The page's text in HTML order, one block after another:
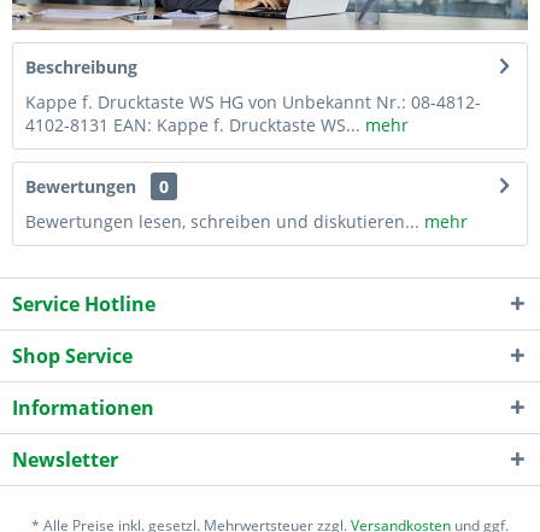
Beschreibung
Kappe f. Drucktaste WS HG von Unbekannt Nr.: 08-4812-
4102-8131 EAN: Kappe f. Drucktaste WS... mehr
Bewertungen
0
Bewertungen lesen, schreiben und diskutieren... mehr
Service Hotline
Shop Service
Informationen
Newsletter
* Alle Preise inkl. gesetzl. Mehrwertsteuer zzgl.Versandkosten und ggf.